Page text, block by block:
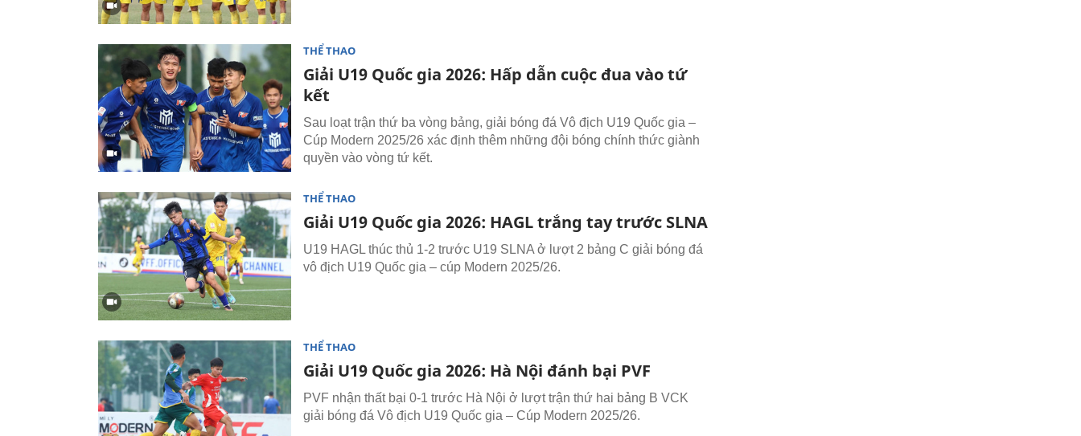
THỂ THAO
Giải U19 Quốc gia 2026: Hấp dẫn cuộc đua vào tứ
kết
Sau loạt trận thứ ba vòng bảng, giải bóng đá Vô địch U19 Quốc gia –
Cúp Modern 2025/26 xác định thêm những đội bóng chính thức giành
quyền vào vòng tứ kết.
THỂ THAO
Giải U19 Quốc gia 2026: HAGL trắng tay trước SLNA
U19 HAGL thúc thủ 1-2 trước U19 SLNA ở lượt 2 bảng C giải bóng đá
vô địch U19 Quốc gia – cúp Modern 2025/26.
THỂ THAO
Giải U19 Quốc gia 2026: Hà Nội đánh bại PVF
PVF nhận thất bại 0-1 trước Hà Nội ở lượt trận thứ hai bảng B VCK
giải bóng đá Vô địch U19 Quốc gia – Cúp Modern 2025/26.